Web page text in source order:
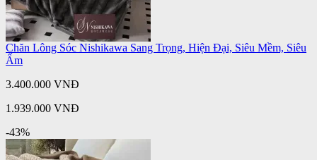
Chăn Lông Sóc Nishikawa Sang Trọng, Hiện Đại, Siêu Mềm, Siêu
Ấm
3.400.000 VNĐ
1.939.000 VNĐ
-43%